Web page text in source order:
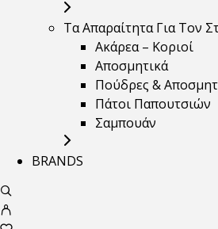
Τα Απαραίτητα Για Τον
Ακάρεα – Κοριοί
Αποσμητικά
Πούδρες &
Πάτοι Παπουτσιών
Σαμπουάν
BRANDS